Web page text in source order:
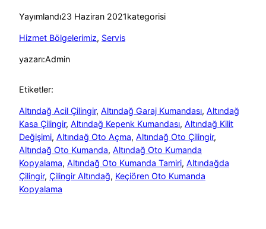
Yayımlandı23 Haziran 2021kategorisi
Hizmet Bölgelerimiz, Servis
yazarı:Admin
Etiketler:
Altındağ Acil Çilingir, Altındağ Garaj Kumandası, Altındağ
Kasa Çilingir, Altındağ Kepenk Kumandası, Altındağ Kilit
Değişimi, Altındağ Oto Açma, Altındağ Oto Çilingir
Altındağ Oto Kumanda, Altındağ Oto Kumanda
Kopyalama, Altındağ Oto Kumanda Tamiri, Altındağda
Çilingir, Çilingir Altındağ, Keçiören Oto Kumanda
Kopyalama